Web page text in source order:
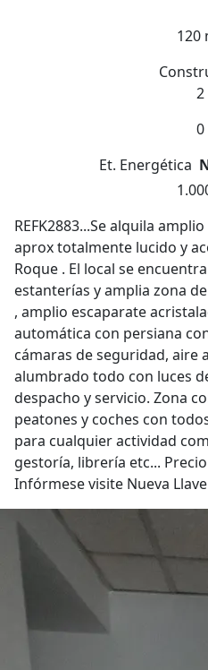
120
2
0
Et. Energética
REFK2883...Se alquila
aprox totalmente lucido y
Roque . El local se
estanterías y amplia zona
, amplio escaparate
automática con persiana
cámaras de seguridad, aire
alumbrado todo con luces
despacho y servicio. Zona
peatones y coches con
para cualquier actividad
gestoría, librería etc...
Infórmese visite Nueva